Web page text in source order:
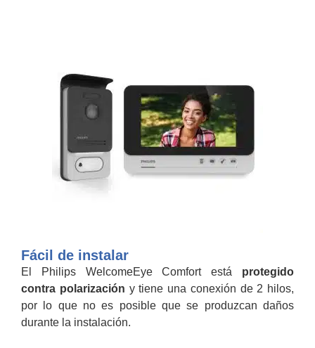
Fácil de instalar
El Philips WelcomeEye Comfort está protegido
contra polarización y tiene una conexión de 2 hilos,
por lo que no es posible que se produzcan daños
durante la instalación.